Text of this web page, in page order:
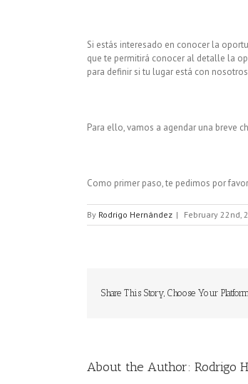
Si estás interesado en conocer la
que te permitirá conocer al detalle la
para definir si tu lugar está con
Para ello, vamos a agendar una breve
Como primer paso, te pedimos por
By Rodrigo Hernández | February 22nd,
Share This Story, Choose Your
About the Author: Rodrigo